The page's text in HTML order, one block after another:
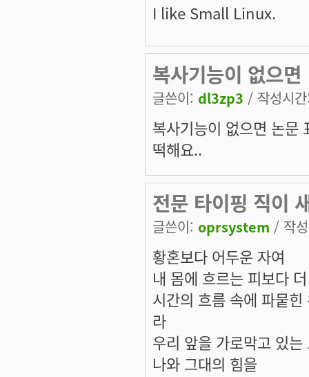
I like Small Linux.
복사기능이 없으면
글쓴이: dl3zp3 / 작성시
복사기능이 없으면 논문
떡해요..
전문 타이핑 직이
글쓴이: oprsystem / 작
황혼보다 어두운 자여
내 몸에 흐르는 피보다
시간의 흐름 속에 파뭍
라
우리 앞을 가로막고 있
나와 그대의 힘을